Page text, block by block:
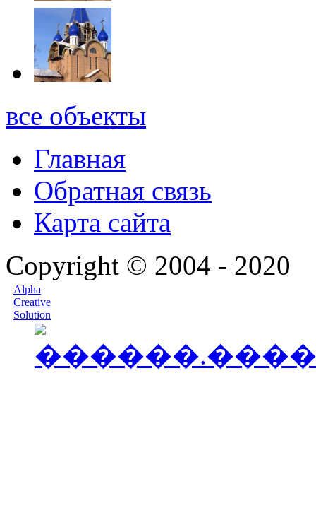
все объекты
Главная
Обратная связь
Карта сайта
Copyright © 2004 - 2020
Alpha
Creative
Solution